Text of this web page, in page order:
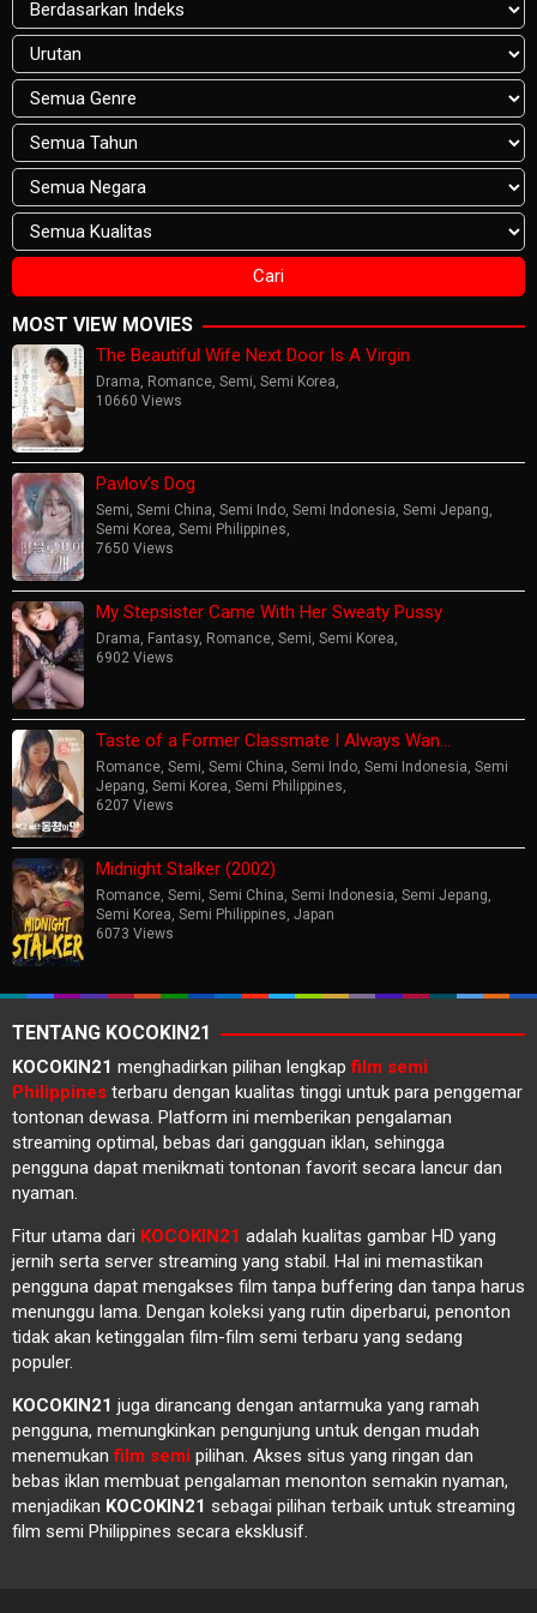
MOST VIEW MOVIES
The Beautiful Wife Next Door Is A Virgin
Drama, Romance, Semi, Semi Korea,
10660 Views
Pavlov’s Dog
Semi, Semi China, Semi Indo, Semi Indonesia, Semi Jepang,
Semi Korea, Semi Philippines,
7650 Views
My Stepsister Came With Her Sweaty Pussy
Drama, Fantasy, Romance, Semi, Semi Korea,
6902 Views
Taste of a Former Classmate I Always Wan…
Romance, Semi, Semi China, Semi Indo, Semi Indonesia, Semi
Jepang, Semi Korea, Semi Philippines,
6207 Views
Midnight Stalker (2002)
Romance, Semi, Semi China, Semi Indonesia, Semi Jepang,
Semi Korea, Semi Philippines, Japan
6073 Views
TENTANG KOCOKIN21
KOCOKIN21 menghadirkan pilihan lengkapfilm semi
Philippines terbaru dengan kualitas tinggi untuk para penggemar
tontonan dewasa. Platform ini memberikan pengalaman
streaming optimal, bebas dari gangguan iklan, sehingga
pengguna dapat menikmati tontonan favorit secara lancur dan
nyaman.
Fitur utama dari KOCOKIN21 adalah kualitas gambar HD yang
jernih serta server streaming yang stabil. Hal ini memastikan
pengguna dapat mengakses film tanpa buffering dan tanpa harus
menunggu lama. Dengan koleksi yang rutin diperbarui, penonton
tidak akan ketinggalan film-film semi terbaru yang sedang
populer.
KOCOKIN21 juga dirancang dengan antarmuka yang ramah
pengguna, memungkinkan pengunjung untuk dengan mudah
menemukanfilm semi pilihan. Akses situs yang ringan dan
bebas iklan membuat pengalaman menonton semakin nyaman,
menjadikan KOCOKIN21 sebagai pilihan terbaik untuk streaming
film semi Philippines secara eksklusif.